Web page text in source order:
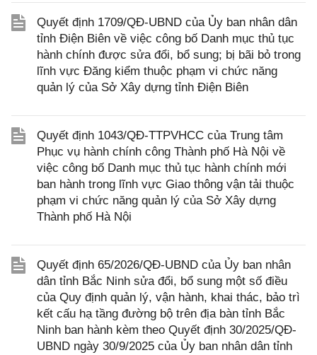
Quyết định 1709/QĐ-UBND của Ủy ban nhân dân
tỉnh Điện Biên về việc công bố Danh mục thủ tục
hành chính được sửa đổi, bổ sung; bị bãi bỏ trong
lĩnh vực Đăng kiểm thuộc phạm vi chức năng
quản lý của Sở Xây dựng tỉnh Điện Biên
Quyết định 1043/QĐ-TTPVHCC của Trung tâm
Phục vụ hành chính công Thành phố Hà Nội về
việc công bố Danh mục thủ tục hành chính mới
ban hành trong lĩnh vực Giao thông vận tải thuộc
phạm vi chức năng quản lý của Sở Xây dựng
Thành phố Hà Nội
Quyết định 65/2026/QĐ-UBND của Ủy ban nhân
dân tỉnh Bắc Ninh sửa đổi, bổ sung một số điều
của Quy định quản lý, vận hành, khai thác, bảo trì
kết cấu hạ tầng đường bộ trên địa bàn tỉnh Bắc
Ninh ban hành kèm theo Quyết định 30/2025/QĐ-
UBND ngày 30/9/2025 của Ủy ban nhân dân tỉnh